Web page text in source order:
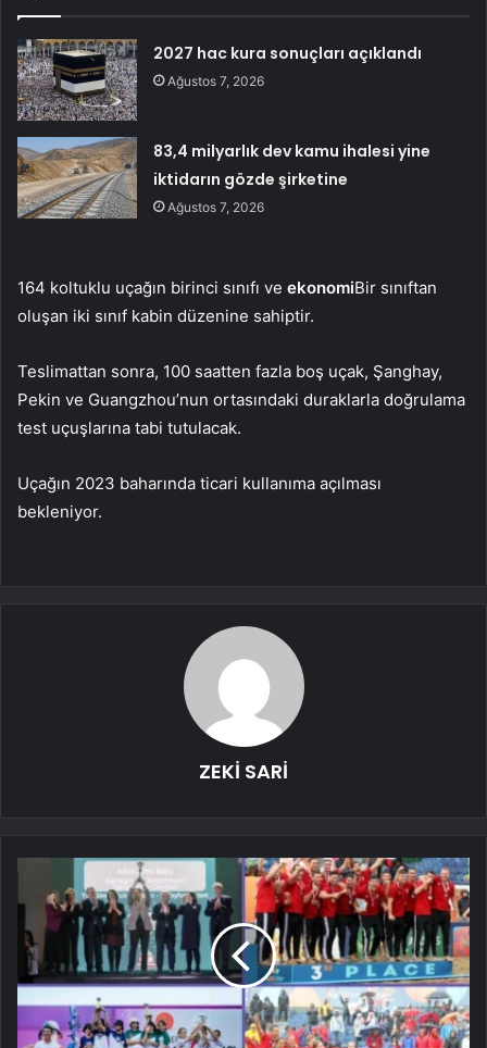
2027 hac kura sonuçları açıklandı
Ağustos 7, 2026
83,4 milyarlık dev kamu ihalesi yine
iktidarın gözde şirketine
Ağustos 7, 2026
164 koltuklu uçağın birinci sınıfı ve ekonomiBir sınıftan
oluşan iki sınıf kabin düzenine sahiptir.
Teslimattan sonra, 100 saatten fazla boş uçak, Şanghay,
Pekin ve Guangzhou’nun ortasındaki duraklarla doğrulama
test uçuşlarına tabi tutulacak.
Uçağın 2023 baharında ticari kullanıma açılması
bekleniyor.
ZEKİ SARİ